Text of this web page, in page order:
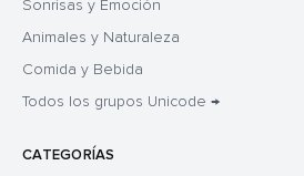
Sonrisas y Emoción
Animales y Naturaleza
Comida y Bebida
Todos los grupos Unicode →
CATEGORÍAS